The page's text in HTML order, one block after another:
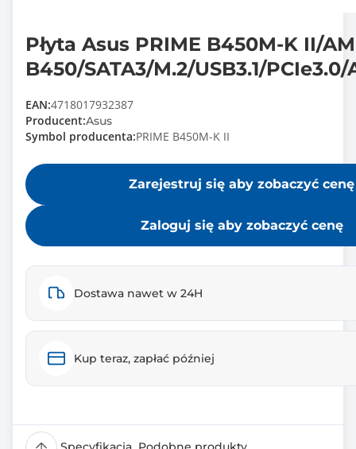
Płyta Asus PRIME B450M-K II/
B450/SATA3/M.2/USB3.1/
EAN:4718017932387
Producent:Asus
Symbol producenta:PRIME B450M-K II
Zarejestruj się aby zobaczyć cenę
Zaloguj się aby zobaczyć cenę
Dostawa nawet w 24H
Kup teraz, zapłać później